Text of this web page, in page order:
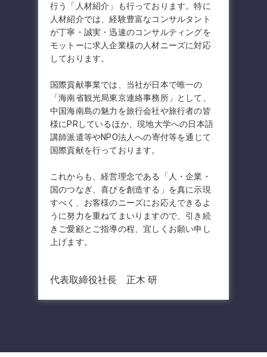
行う「人材紹介」も行っております。特に
人材紹介では、経験豊富なコンサルタント
が丁寧・誠実・迅速のコンサルティングを
モットーに求人企業様の人材ニーズに対応
しております。
国際貢献事業では、当社が日本で唯一の
「海南省観光局東京連絡事務所」として、
中国海南島の魅力を旅行会社や旅行者の皆
様にPRしているほか、現地大学への日本語
講師派遣等やNPO法人への寄付等を通じて
国際貢献を行っております。
これからも、経営理念である「人・企業・
国のつなぎ、喜びを創造する」を真に示現
すべく、お客様のニーズにお応えできるよ
うに努力を重ねてまいりますので、引き続
きご愛顧とご指導の程、宜しくお願い申し
上げます。
代表取締役社長 正木 研